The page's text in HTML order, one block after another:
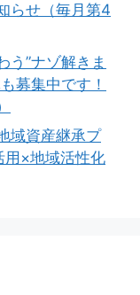
らせ（毎月第4
う”ナゾ解きま
募集中です！
域資産継承プ
用×地域活性化